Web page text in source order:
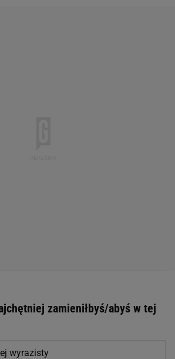
zamieniłbyś/abyś w tej
wyrazisty